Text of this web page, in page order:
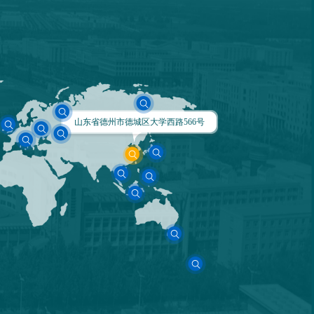
山东省德州市德城区大学西路566号